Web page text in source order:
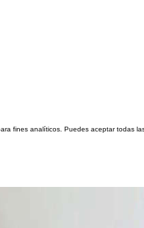
fines analíticos. Puedes aceptar todas